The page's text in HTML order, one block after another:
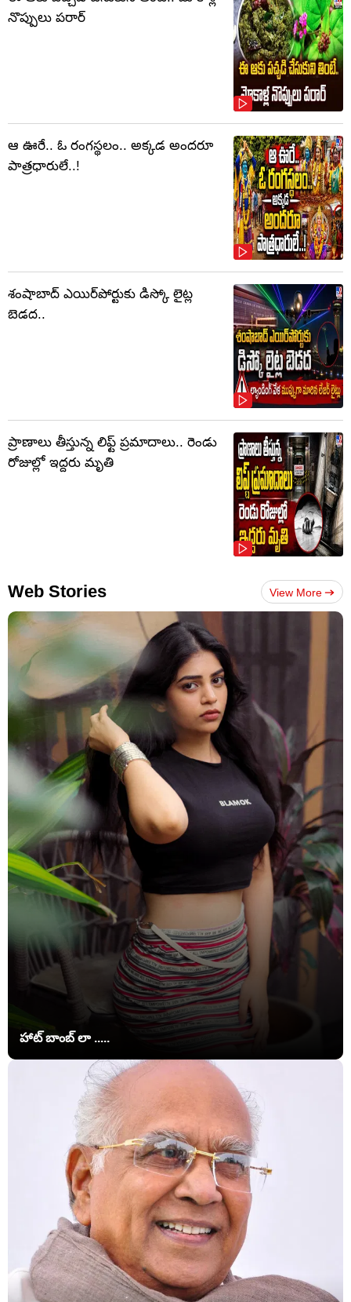
నొప్పులు పరార్‌
ఆ ఊరే.. ఓ రంగస్థలం.. అక్కడ అందరూ
పాత్రధారులే..!
శంషాబాద్ ఎయిర్‌పోర్టుకు డిస్కో లైట్ల
బెడద..
ప్రాణాలు తీస్తున్న లిఫ్ట్‌ ప్రమాదాలు.. రెండు
రోజుల్లో ఇద్దరు మృతి
Web Stories View More
హాట్ బాంబ్ లా .....